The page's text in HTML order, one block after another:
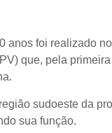
anos foi realizado
que, pela
sudoeste da
sua função.